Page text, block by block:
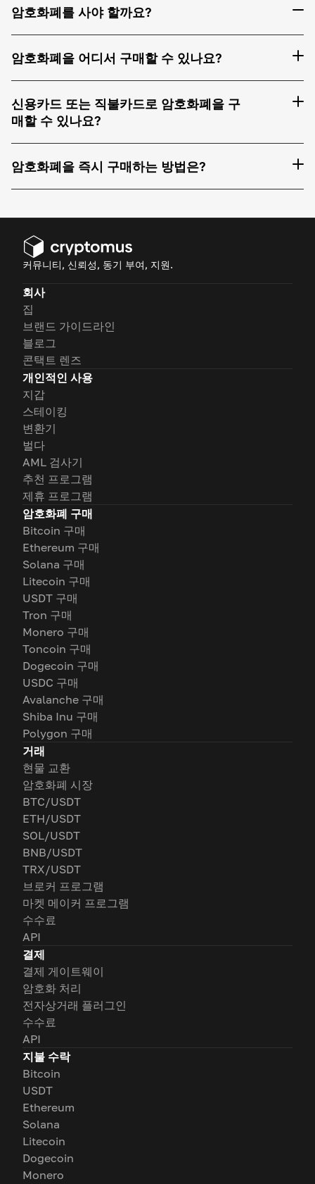
암호화폐를 사야 할까요?
암호화폐을 어디서 구매할 수 있나요?
신용카드 또는 직불카드로 암호화폐을 구
매할 수 있나요?
암호화폐을 즉시 구매하는 방법은?
커뮤니티, 신뢰성, 동기 부여, 지원.
회사
집
브랜드 가이드라인
블로그
콘택트 렌즈
개인적인 사용
지갑
스테이킹
변환기
벌다
AML 검사기
추천 프로그램
제휴 프로그램
암호화폐 구매
Bitcoin 구매
Ethereum 구매
Solana 구매
Litecoin 구매
USDT 구매
Tron 구매
Monero 구매
Toncoin 구매
Dogecoin 구매
USDC 구매
Avalanche 구매
Shiba Inu 구매
Polygon 구매
거래
현물 교환
암호화폐 시장
BTC/USDT
ETH/USDT
SOL/USDT
BNB/USDT
TRX/USDT
브로커 프로그램
마켓 메이커 프로그램
수수료
API
결제
결제 게이트웨이
암호화 처리
전자상거래 플러그인
수수료
API
지불 수락
Bitcoin
USDT
Ethereum
Solana
Litecoin
Dogecoin
Monero